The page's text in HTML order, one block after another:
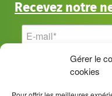
Gérer le
cookies
Recevez notre